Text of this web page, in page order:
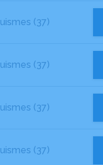
(37)
(37)
(37)
(37)